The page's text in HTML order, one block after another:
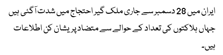
ایران میں 28 دسمبر سے جاری ملک گیر احتجاج میں شدت آگئی ہیں
جہاں ہلاکتوں کی تعداد کے حوالے سے متضاد پریشان کن اطلاعات
ہیں۔